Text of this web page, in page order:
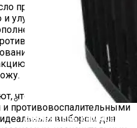
Банная Печь: Варвара,
приятно пахнет и
улучшению настроения,
к его
клещей. Важно
любых эфирных
кожи, нанеся
что лавандовое масло
и противовоспалительными
идеальным выбором для